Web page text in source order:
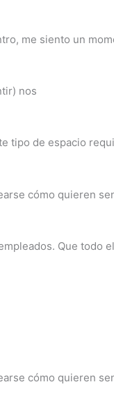
me siento un
nos
tipo de espacio
cómo quieren
Que todo
cómo quieren